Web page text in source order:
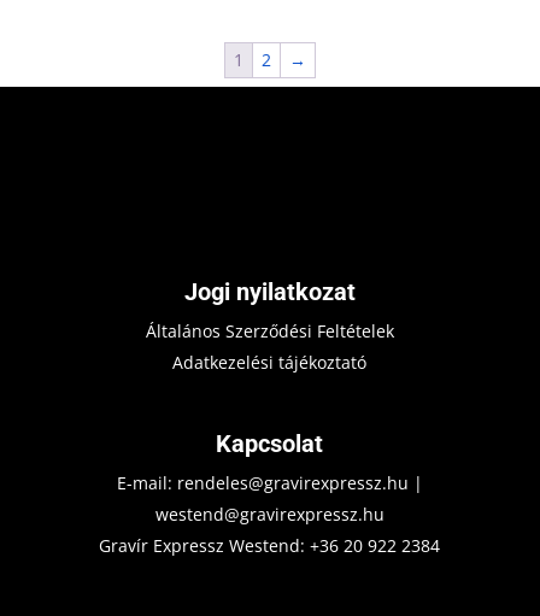
1 2 →
Jogi nyilatkozat
Általános Szerződési Feltételek
Adatkezelési tájékoztató
Kapcsolat
E-mail: rendeles@gravirexpressz.hu |
westend@gravirexpressz.hu
Gravír Expressz Westend:+36 20 922 2384